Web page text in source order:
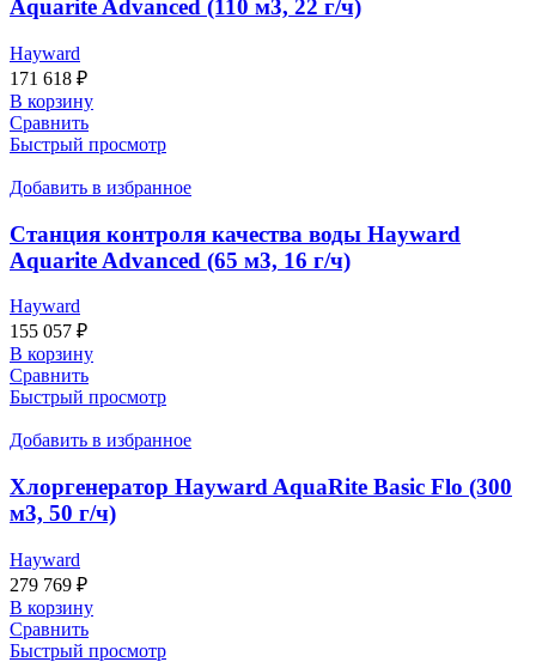
Aquarite Advanced (110 м3, 22 г/ч)
Hayward
171 618 ₽
В корзину
Сравнить
Быстрый просмотр
Добавить в избранное
Станция контроля качества воды Hayward
Aquarite Advanced (65 м3, 16 г/ч)
Hayward
155 057 ₽
В корзину
Сравнить
Быстрый просмотр
Добавить в избранное
Хлоргенератор Hayward AquaRite Basic Flo (300
м3, 50 г/ч)
Hayward
279 769 ₽
В корзину
Сравнить
Быстрый просмотр